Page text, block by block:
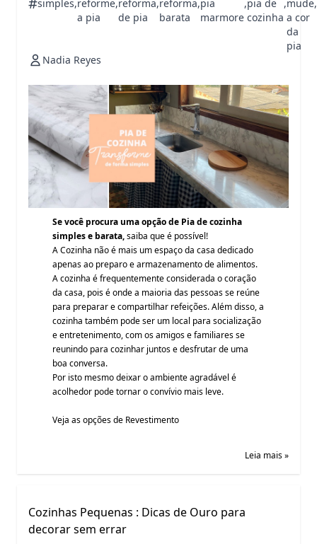
simples,reforme
a pia
,reforma
de pia
,reforma
barata
,pia
marmore
,pia de
cozinha
,mude
a cor
da
pia
,
Nadia Reyes
Se você procura uma opção de Pia de cozinha
simples e barata,saiba que é possível!
ACozinha não é mais um espaço da casa dedicado
apenas ao preparo e armazenamento de alimentos.
A cozinha é frequentemente considerada o coração
da casa, pois é onde a maioria das pessoas se reúne
para preparar e compartilhar refeições. Além disso, a
cozinha também pode ser um local para socialização
e entretenimento, com os amigos e familiares se
reunindo para cozinhar juntos e desfrutar de uma
boa conversa.
Por isto mesmo deixar o ambiente agradável é
acolhedor pode tornar o convívio mais leve.
Veja as opções de Revestimento
Leia mais »
Cozinhas Pequenas : Dicas de Ouro para
decorar sem errar